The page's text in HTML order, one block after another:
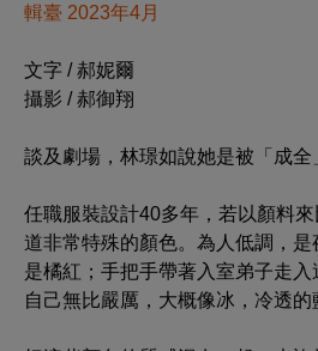
輯臺 2023年4月
文字 / 郝妮爾
攝影 / 郝御翔
談及劇場，林璟如說她是被「成全
任職服裝設計40多年，若以顏料
道非常特殊的顏色。為人低調，
是橘紅；手把手帶著入室弟子走
自己無比嚴厲，大概像冰，冷透的